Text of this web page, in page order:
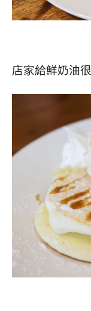
店家給鮮奶油